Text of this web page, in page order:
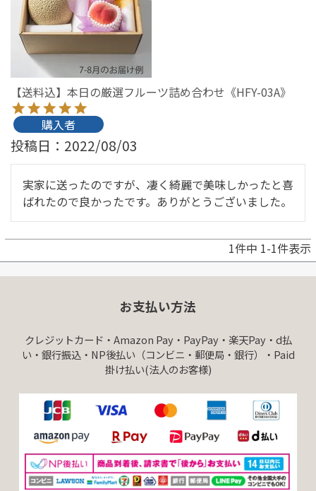
【送料込】本日の厳選フルーツ詰め合わせ《HFY-03A》
購入者
投稿日 2022/08/03
実家に送ったのですが、凄く綺麗で美味しかったと喜
ばれたので良かったです。ありがとうございました。
1件中 1-1件表示
お支払い方法
クレジットカード・Amazon Pay・PayPay・楽天Pay・d払
い・銀行振込・NP後払い（コンビニ・郵便局・銀行）・Paid
掛け払い(法人のお客様)